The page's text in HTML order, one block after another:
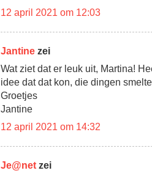
12 april 2021 om 12:03
Jantine zei
Wat ziet dat er leuk uit, Martina!
idee dat dat kon, die dingen
Groetjes
Jantine
12 april 2021 om 14:32
Je@net zei